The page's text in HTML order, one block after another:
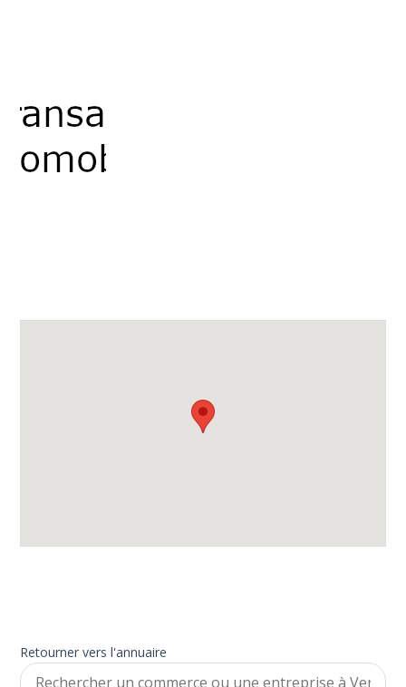
Retourner vers l'annuaire